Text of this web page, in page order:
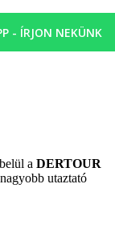
- ÍRJON NEKÜNK
a DERTOUR
utaztató